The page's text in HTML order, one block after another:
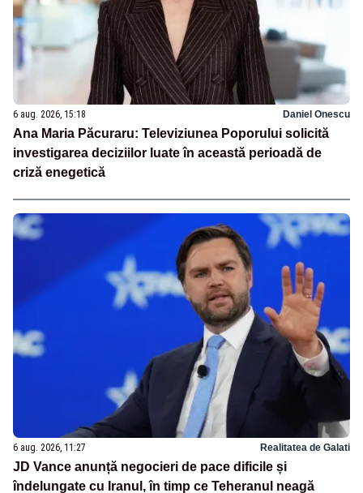
6 aug. 2026, 15:18 Daniel Onescu
Ana Maria Păcuraru: Televiziunea Poporului solicită
investigarea deciziilor luate în această perioadă de
criză enegetică
6 aug. 2026, 11:27 Realitatea de Galati
JD Vance anunță negocieri de pace dificile și
îndelungate cu Iranul, în timp ce Teheranul neagă